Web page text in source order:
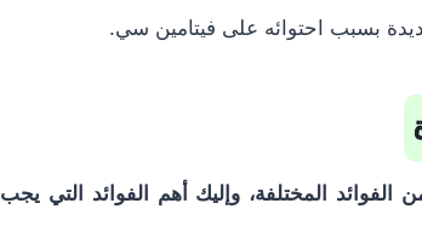
بسبب احتوائه على فيتامين سي.
الفوائد المختلفة، وإليك أهم الفوائد التي يجب